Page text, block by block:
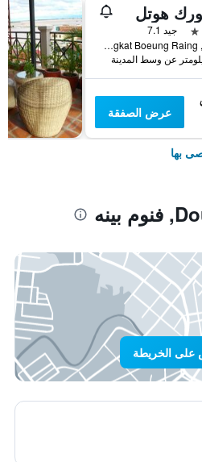
هوتل
جيد 7.1
#256, Street Monivong Blvd, Sangkat Boeung Raing, فنوم بينه, كمبوديا
عرض الصفقة
بها
الخريطة